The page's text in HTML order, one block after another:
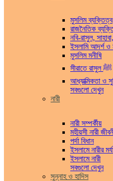
মুসলিম ব্যক্তিত্ব
রাজনৈতিক
নবি-রাসুল,
ইসলামি আদর্শ ও
মুসলিম মনীষি
সীরাতে রাসুল ﷺ
আধ্যাত্মিকতা ও
সবগুলো দেখুন
নারী
নারী সম্পর্কীয়
মহীয়সী নারী
পর্দা বিধান
ইসলামে নারীর
ইসলামে নারী
সবগুলো দেখুন
সুন্নাহ ও হাদিস